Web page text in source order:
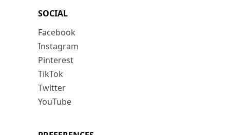
SOCIAL
Facebook
Instagram
Pinterest
TikTok
Twitter
YouTube